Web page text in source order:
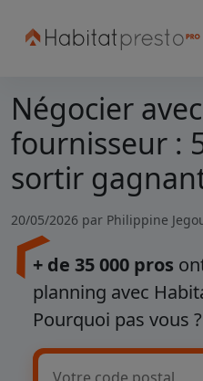
Négocier
fournisseur :
sortir
20/05/2026 par Philippine
+ de 35 000 pros
planning avec
Pourquoi pas vous ?